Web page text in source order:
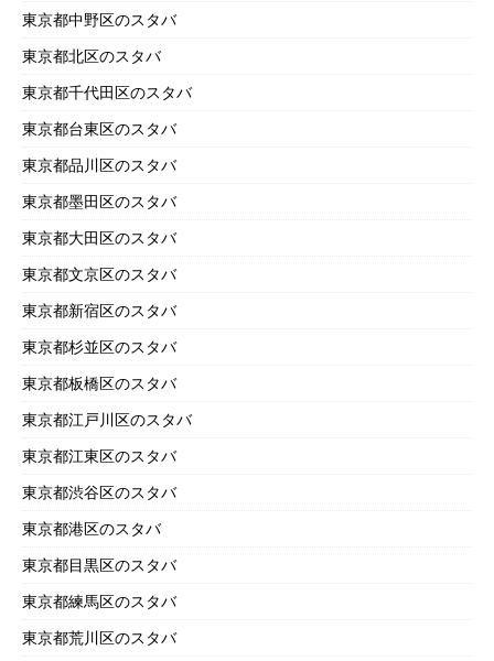
東京都中野区のスタバ
東京都北区のスタバ
東京都千代田区のスタバ
東京都台東区のスタバ
東京都品川区のスタバ
東京都墨田区のスタバ
東京都大田区のスタバ
東京都文京区のスタバ
東京都新宿区のスタバ
東京都杉並区のスタバ
東京都板橋区のスタバ
東京都江戸川区のスタバ
東京都江東区のスタバ
東京都渋谷区のスタバ
東京都港区のスタバ
東京都目黒区のスタバ
東京都練馬区のスタバ
東京都荒川区のスタバ